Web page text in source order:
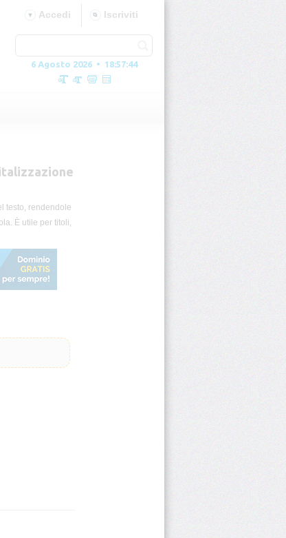
Iscriviti
Accedi
6 Agosto 2026 • 18:57:45
testo, rendendole
È utile per titoli,